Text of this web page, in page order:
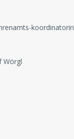
koordinatorin
Wörgl